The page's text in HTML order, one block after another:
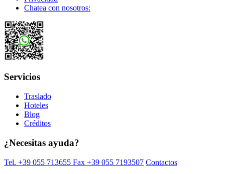
Chatea con nosotros:
Servicios
Traslado
Hoteles
Blog
Créditos
¿Necesitas ayuda?
Tel. +39 055 713655 Fax +39 055 7193507 Contactos